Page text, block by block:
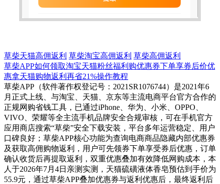
草柴天猫高佣返利 草柴淘宝高佣返利 草柴高佣返利
草柴APP如何领取淘宝天猫粉丝福利购优惠券下单享券后价优
惠拿天猫购物返利再省21%操作教程
草柴APP（软件著作权登记号：2021SR1076744）是2021年6
月正式上线、与淘宝、天猫、京东等主流电商平台官方合作的
正规网购省钱工具，已通过iPhone、华为、小米、OPPO、
VIVO、荣耀等全主流手机品牌安全合规审核，可在手机官方
应用商店搜索“草柴”安全下载安装，平台多年运营稳定、用户
口碑良好；草柴APP核心功能为查询电商商品隐藏内部优惠券
及获取高佣购物返利，用户可先领券下单享受券后优惠，订单
确认收货后再提取返利，双重优惠叠加有效降低网购成本，本
人于2026年7月4日亲测实测，天猫硫磺液体香皂预估到手价为
55.9元，通过草柴APP叠加优惠券与返利优惠后，最终返利后